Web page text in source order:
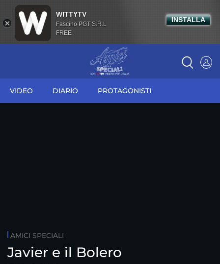
VIDEO DIARIO PROTAGONISTI
AMICI SPECIALI
Javier e il Bolero
WITTYTV
Fascino PGT S.R.L
FREE
INSTALLA